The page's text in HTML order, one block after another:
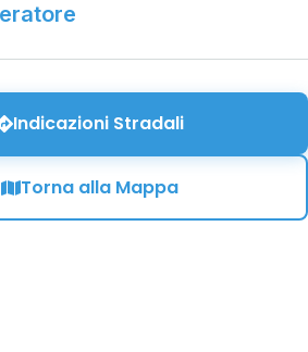
Indicazioni Stradali
Torna alla Mappa